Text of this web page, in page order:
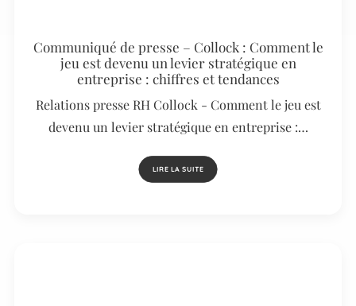
Communiqué de presse – Collock : Comment le
jeu est devenu un levier stratégique en
entreprise : chiffres et tendances
Relations presse RH Collock - Comment le jeu est
devenu un levier stratégique en entreprise :…
LIRE LA SUITE